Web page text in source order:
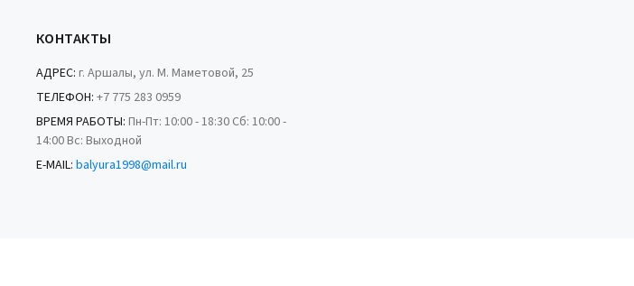
КОНТАКТЫ
АДРЕС: г. Аршалы, ул. М. Маметовой, 25
ТЕЛЕФОН: +7 775 283 0959
ВРЕМЯ РАБОТЫ: Пн-Пт: 10:00 - 18:30 Сб: 10:00 -
14:00 Вс: Выходной
E-MAIL: balyura1998@mail.ru